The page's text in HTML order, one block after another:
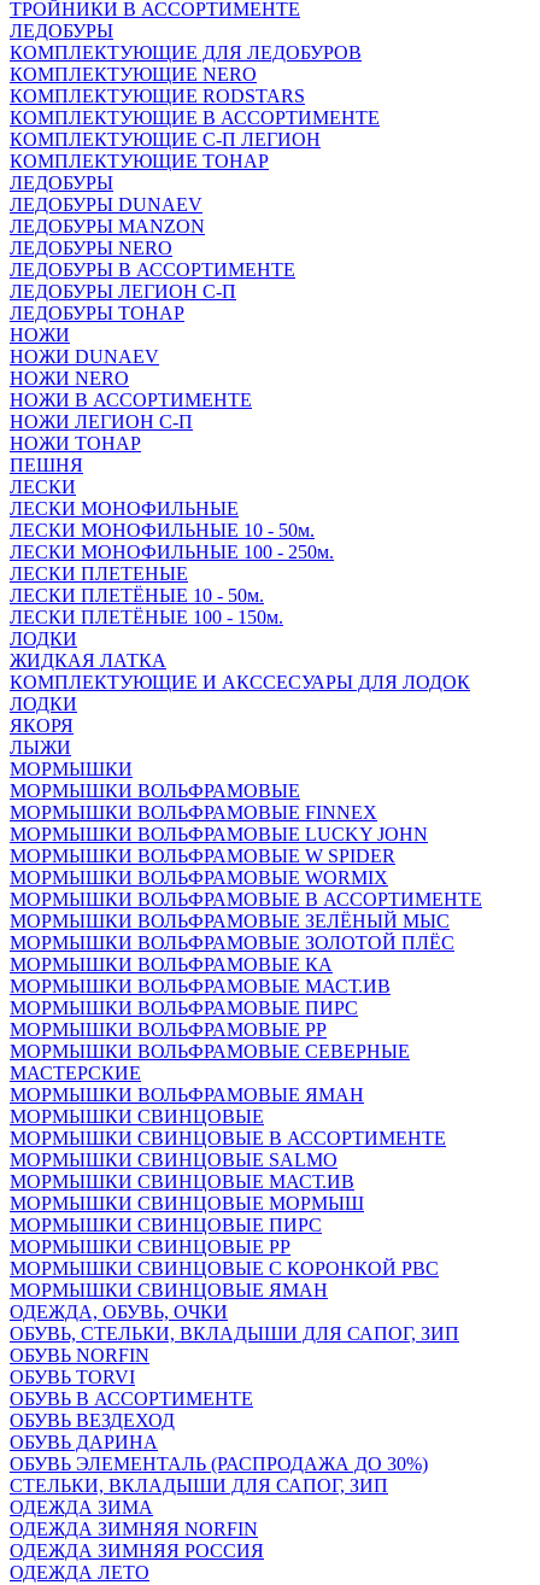
ТРОЙНИКИ В АССОРТИМЕНТЕ
ЛЕДОБУРЫ
КОМПЛЕКТУЮЩИЕ ДЛЯ ЛЕДОБУРОВ
КОМПЛЕКТУЮЩИЕ NERO
КОМПЛЕКТУЮЩИЕ RODSTARS
КОМПЛЕКТУЮЩИЕ В АССОРТИМЕНТЕ
КОМПЛЕКТУЮЩИЕ С-П ЛЕГИОН
КОМПЛЕКТУЮЩИЕ ТОНАР
ЛЕДОБУРЫ
ЛЕДОБУРЫ DUNAEV
ЛЕДОБУРЫ MANZON
ЛЕДОБУРЫ NERO
ЛЕДОБУРЫ В АССОРТИМЕНТЕ
ЛЕДОБУРЫ ЛЕГИОН С-П
ЛЕДОБУРЫ ТОНАР
НОЖИ
НОЖИ DUNAEV
НОЖИ NERO
НОЖИ В АССОРТИМЕНТЕ
НОЖИ ЛЕГИОН С-П
НОЖИ ТОНАР
ПЕШНЯ
ЛЕСКИ
ЛЕСКИ МОНОФИЛЬНЫЕ
ЛЕСКИ МОНОФИЛЬНЫЕ 10 - 50м.
ЛЕСКИ МОНОФИЛЬНЫЕ 100 - 250м.
ЛЕСКИ ПЛЕТЕНЫЕ
ЛЕСКИ ПЛЕТЁНЫЕ 10 - 50м.
ЛЕСКИ ПЛЕТЁНЫЕ 100 - 150м.
ЛОДКИ
ЖИДКАЯ ЛАТКА
КОМПЛЕКТУЮЩИЕ И АКССЕСУАРЫ ДЛЯ ЛОДОК
ЛОДКИ
ЯКОРЯ
ЛЫЖИ
МОРМЫШКИ
МОРМЫШКИ ВОЛЬФРАМОВЫЕ
МОРМЫШКИ ВОЛЬФРАМОВЫЕ FINNEX
МОРМЫШКИ ВОЛЬФРАМОВЫЕ LUCKY JOHN
МОРМЫШКИ ВОЛЬФРАМОВЫЕ W SPIDER
МОРМЫШКИ ВОЛЬФРАМОВЫЕ WORMIX
МОРМЫШКИ ВОЛЬФРАМОВЫЕ В АССОРТИМЕНТЕ
МОРМЫШКИ ВОЛЬФРАМОВЫЕ ЗЕЛЁНЫЙ МЫС
МОРМЫШКИ ВОЛЬФРАМОВЫЕ ЗОЛОТОЙ ПЛЁС
МОРМЫШКИ ВОЛЬФРАМОВЫЕ КА
МОРМЫШКИ ВОЛЬФРАМОВЫЕ МАСТ.ИВ
МОРМЫШКИ ВОЛЬФРАМОВЫЕ ПИРС
МОРМЫШКИ ВОЛЬФРАМОВЫЕ РР
МОРМЫШКИ ВОЛЬФРАМОВЫЕ СЕВЕРНЫЕ
МАСТЕРСКИЕ
МОРМЫШКИ ВОЛЬФРАМОВЫЕ ЯМАН
МОРМЫШКИ СВИНЦОВЫЕ
МОРМЫШКИ СВИНЦОВЫЕ В АССОРТИМЕНТЕ
МОРМЫШКИ СВИНЦОВЫЕ SALMO
МОРМЫШКИ СВИНЦОВЫЕ МАСТ.ИВ
МОРМЫШКИ СВИНЦОВЫЕ МОРМЫШ
МОРМЫШКИ СВИНЦОВЫЕ ПИРС
МОРМЫШКИ СВИНЦОВЫЕ РР
МОРМЫШКИ СВИНЦОВЫЕ С КОРОНКОЙ РВС
МОРМЫШКИ СВИНЦОВЫЕ ЯМАН
ОДЕЖДА, ОБУВЬ, ОЧКИ
ОБУВЬ, СТЕЛЬКИ, ВКЛАДЫШИ ДЛЯ САПОГ, ЗИП
ОБУВЬ NORFIN
ОБУВЬ TORVI
ОБУВЬ В АССОРТИМЕНТЕ
ОБУВЬ ВЕЗДЕХОД
ОБУВЬ ДАРИНА
ОБУВЬ ЭЛЕМЕНТАЛЬ (РАСПРОДАЖА ДО 30%)
СТЕЛЬКИ, ВКЛАДЫШИ ДЛЯ САПОГ, ЗИП
ОДЕЖДА ЗИМА
ОДЕЖДА ЗИМНЯЯ NORFIN
ОДЕЖДА ЗИМНЯЯ РОССИЯ
ОДЕЖДА ЛЕТО